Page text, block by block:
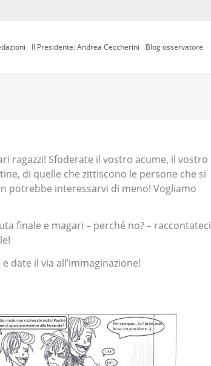
Il Presidente: Andrea Ceccherini Blog osservatore
ragazzi! Sfoderate il vostro acume, il vostro
di quelle che zittiscono le persone che si
potrebbe interessarvi di meno! Vogliamo
finale e magari – perché no? – raccontateci
date il via all’immaginazione!